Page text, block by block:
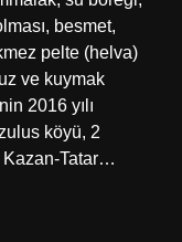
besmet,
pelte (helva)
ve kuymak
2016 yılı
köyü, 2
Kazan-Tatar…